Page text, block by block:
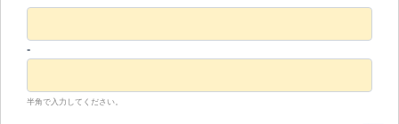
-
半角で入力してください。